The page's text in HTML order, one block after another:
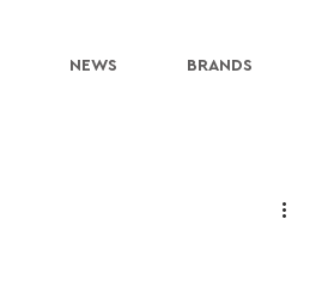
NEWS BRANDS